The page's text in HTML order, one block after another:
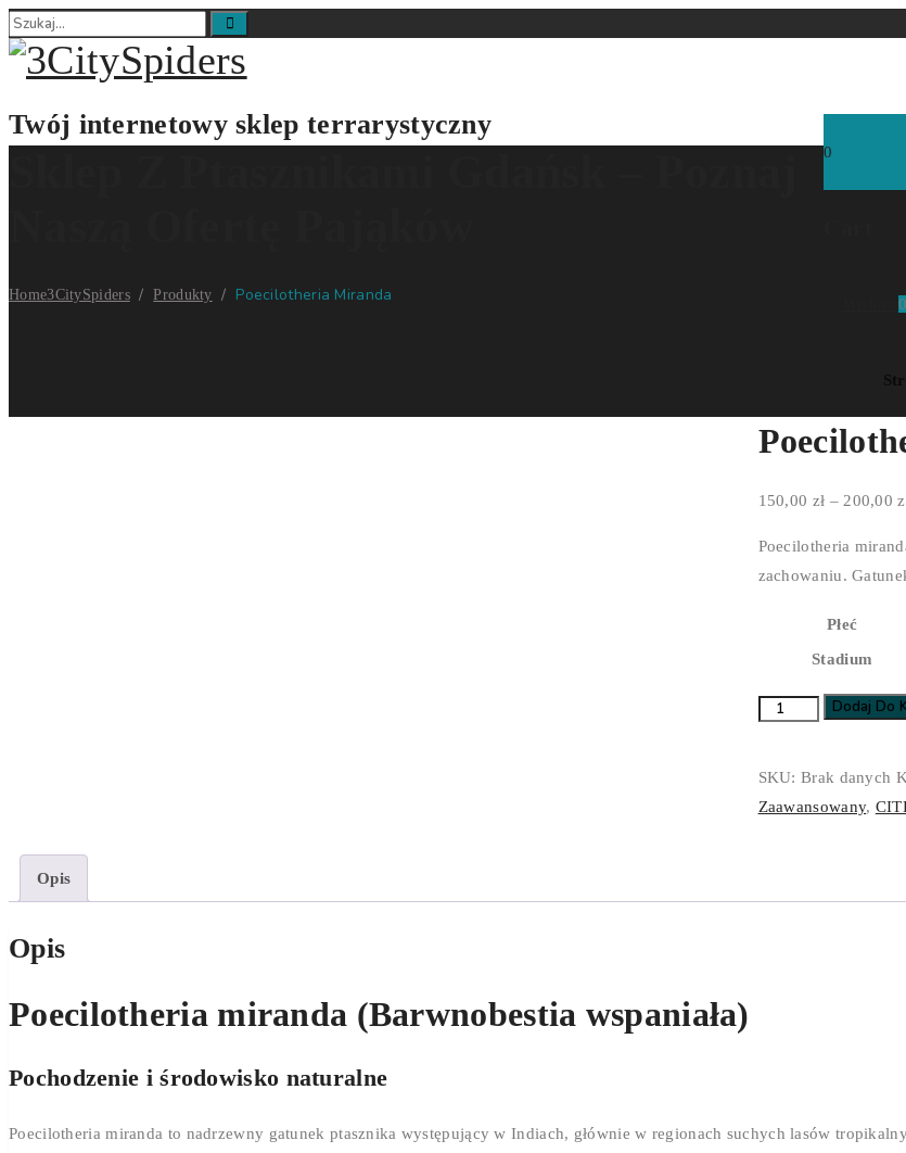
Twój internetowy sklep terrarystyczny
0
Wishlist0
Home3CitySpiders/Produkty / Poecilotheria Miranda
150,00 zł – 200,00
Poecilotheria
zachowaniu.
Płeć
Stadium
ilość
Dodaj Do
SKU:Brak danych
Zaawansowany,
Opis
Opis
Poecilotheria miranda (Barwnobestia wspaniała)
Pochodzenie i środowisko naturalne
Poecilotheria miranda to nadrzewny gatunek ptasznika występujący w Indiach, głównie w regionach suchych lasów